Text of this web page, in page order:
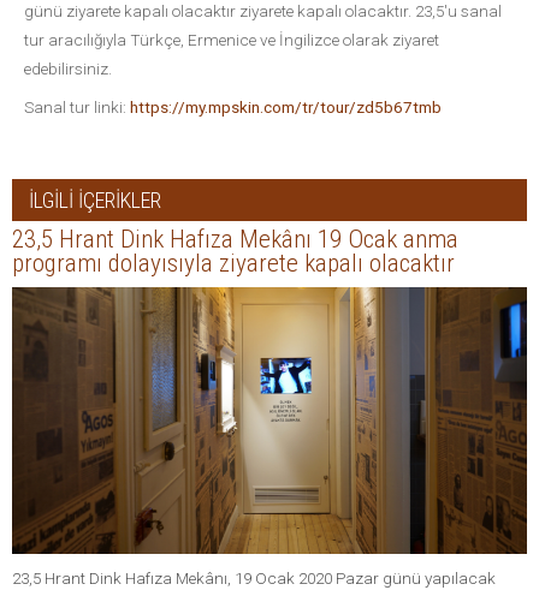
günü ziyarete kapalı olacaktır ziyarete kapalı olacaktır. 23,5'u sanal
tur aracılığıyla Türkçe, Ermenice ve İngilizce olarak ziyaret
edebilirsiniz.
Sanal tur linki: https://my.mpskin.com/tr/tour/zd5b67tmb
İLGİLİ İÇERİKLER
23,5 Hrant Dink Hafıza Mekânı 19 Ocak anma
programı dolayısıyla ziyarete kapalı olacaktır
23,5 Hrant Dink Hafıza Mekânı, 19 Ocak 2020 Pazar günü yapılacak